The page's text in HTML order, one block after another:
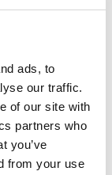
ads, to
our traffic.
of our site with
partners who
you’ve
from your use
vaker